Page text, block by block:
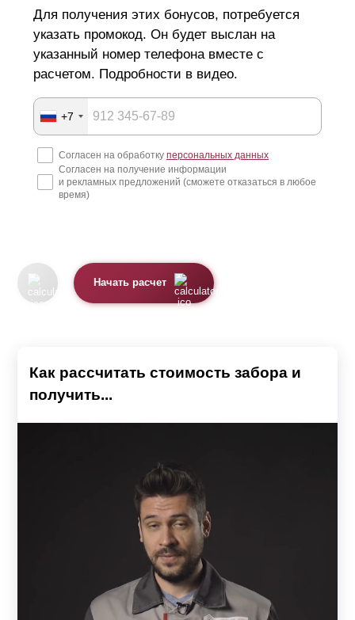
Для получения этих бонусов, потребуется
указать промокод. Он будет выслан на
указанный номер телефона вместе с
расчетом. Подробности в видео.
+7
Согласен на обработку персональных данных
Согласен на получение информации
и рекламных предложений (сможете отказаться в любое
время)
Начать расчет
Как рассчитать стоимость забора и
получить...